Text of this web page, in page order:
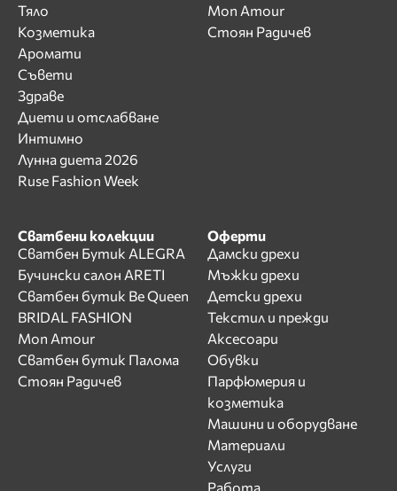
Тяло
Козметика
Аромати
Съвети
Здраве
Диети и отслабване
Интимно
Лунна диета 2026
Ruse Fashion Week
Mon Amour
Стоян Радичев
Сватбени колекции
Сватбен Бутик ALEGRA
Бучински салон ARETI
Сватбен бутик Be Queen
BRIDAL FASHION
Mon Amour
Сватбен бутик Палома
Стоян Радичев
Оферти
Дамски дрехи
Мъжки дрехи
Детски дрехи
Текстил и прежди
Аксесоари
Обувки
Парфюмерия и
козметика
Машини и оборудване
Материали
Услуги
Работа